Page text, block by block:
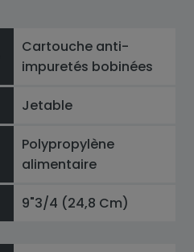
Cartouche anti-
impuretés bobinées
Jetable
Polypropylène
alimentaire
9"3/4 (24,8 Cm)